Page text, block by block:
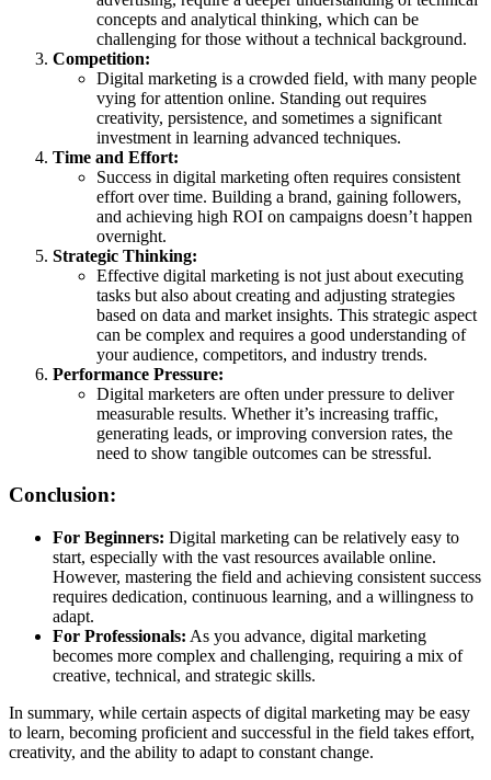
concepts and analytical thinking, which can be
challenging for those without a technical background.
Competition:
Digital marketing is a crowded field, with many people
vying for attention online. Standing out requires
creativity, persistence, and sometimes a significant
investment in learning advanced techniques.
Time and Effort:
Success in digital marketing often requires consistent
effort over time. Building a brand, gaining followers,
and achieving high ROI on campaigns doesn’t happen
overnight.
Strategic Thinking:
Effective digital marketing is not just about executing
tasks but also about creating and adjusting strategies
based on data and market insights. This strategic aspect
can be complex and requires a good understanding of
your audience, competitors, and industry trends.
Performance Pressure:
Digital marketers are often under pressure to deliver
measurable results. Whether it’s increasing traffic,
generating leads, or improving conversion rates, the
need to show tangible outcomes can be stressful.
Conclusion:
For Beginners: Digital marketing can be relatively easy to
start, especially with the vast resources available online.
However, mastering the field and achieving consistent success
requires dedication, continuous learning, and a willingness to
adapt.
For Professionals: As you advance, digital marketing
becomes more complex and challenging, requiring a mix of
creative, technical, and strategic skills.
In summary, while certain aspects of digital marketing may be easy
to learn, becoming proficient and successful in the field takes effort,
creativity, and the ability to adapt to constant change.